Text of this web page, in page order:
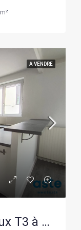
m²
A VENDRE
Appartement lumineux T3 à Brest, idéal emplacement Saint-Michel, proche tram et universités